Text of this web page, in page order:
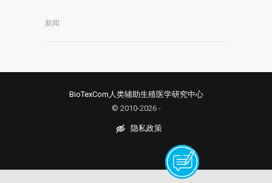
新闻
© 2010-2026 -
BioTexCom人类辅助生殖医学研究中心
隐私政策